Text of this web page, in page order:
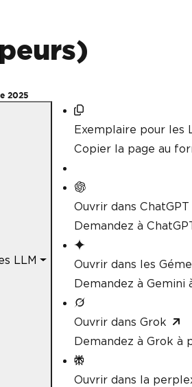
2025
LLM
Exemplaire pour les
Copier la page au
Ouvrir dans ChatGPT
Demandez à
Ouvrir dans les
Demandez à
Ouvrir dans Grok
Demandez à Grok à
Ouvrir dans la